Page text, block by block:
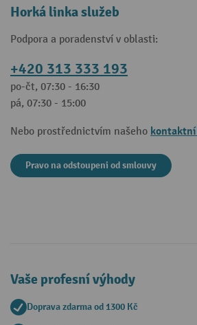
Horká linka služeb
Podpora a poradenství v oblasti:
+420 313 333 193
po-čt, 07:30 - 16:30
pá, 07:30 - 15:00
Nebo prostřednictvím našeho
Pravo na odstoupeni od smlouvy
Vaše profesní výhody
Doprava zdarma od 1300 Kč